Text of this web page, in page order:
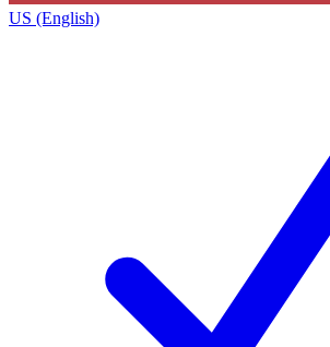
US (English)